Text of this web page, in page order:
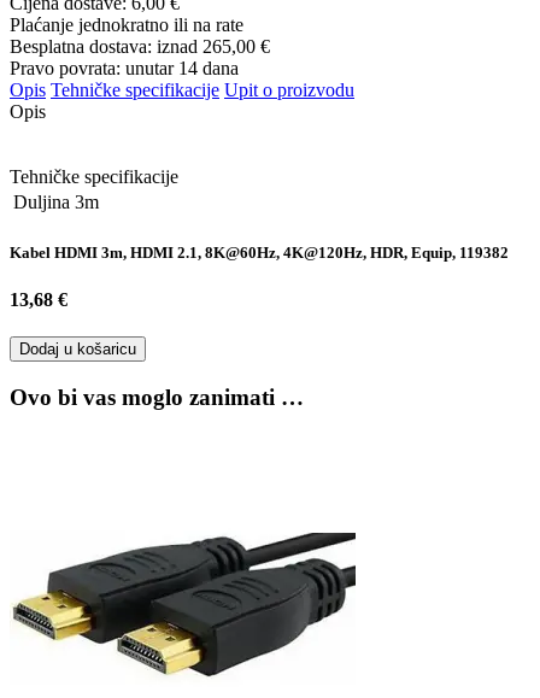
Plaćanje jednokratno ili na rate
Besplatna dostava: iznad 265,00 €
Pravo povrata: unutar 14 dana
Opis Tehničke specifikacije Upit o proizvodu
Opis
Tehničke specifikacije
Duljina 3m
Kabel HDMI 3m, HDMI 2.1, 8K@60Hz, 4K@120Hz, HDR, Equip, 119382
13,68 €
Dodaj u košaricu
Ovo bi vas moglo zanimati …